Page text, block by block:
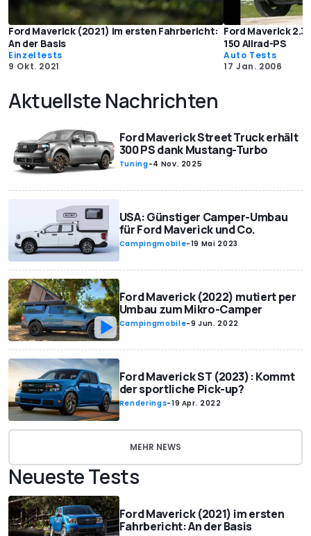
Ford Maverick (2021) im ersten Fahrbericht:
An der Basis
Einzeltests
9 Okt. 2021
Ford Maverick
150 Allrad-PS
Auto Tests
17 Jan. 2006
Aktuellste Nachrichten
Ford Maverick Street Truck erhält
300 PS dank Mustang-Turbo
Tuning-4 Nov. 2025
USA: Günstiger Camper-Umbau
für Ford Maverick und Co.
Campingmobile-19 Mai 2023
Ford Maverick (2022) mutiert per
Umbau zum Mikro-Camper
Campingmobile-9 Jun. 2022
Ford Maverick ST (2023): Kommt
der sportliche Pick-up?
Renderings-19 Apr. 2022
MEHR NEWS
Neueste Tests
Ford Maverick (2021) im ersten
Fahrbericht: An der Basis